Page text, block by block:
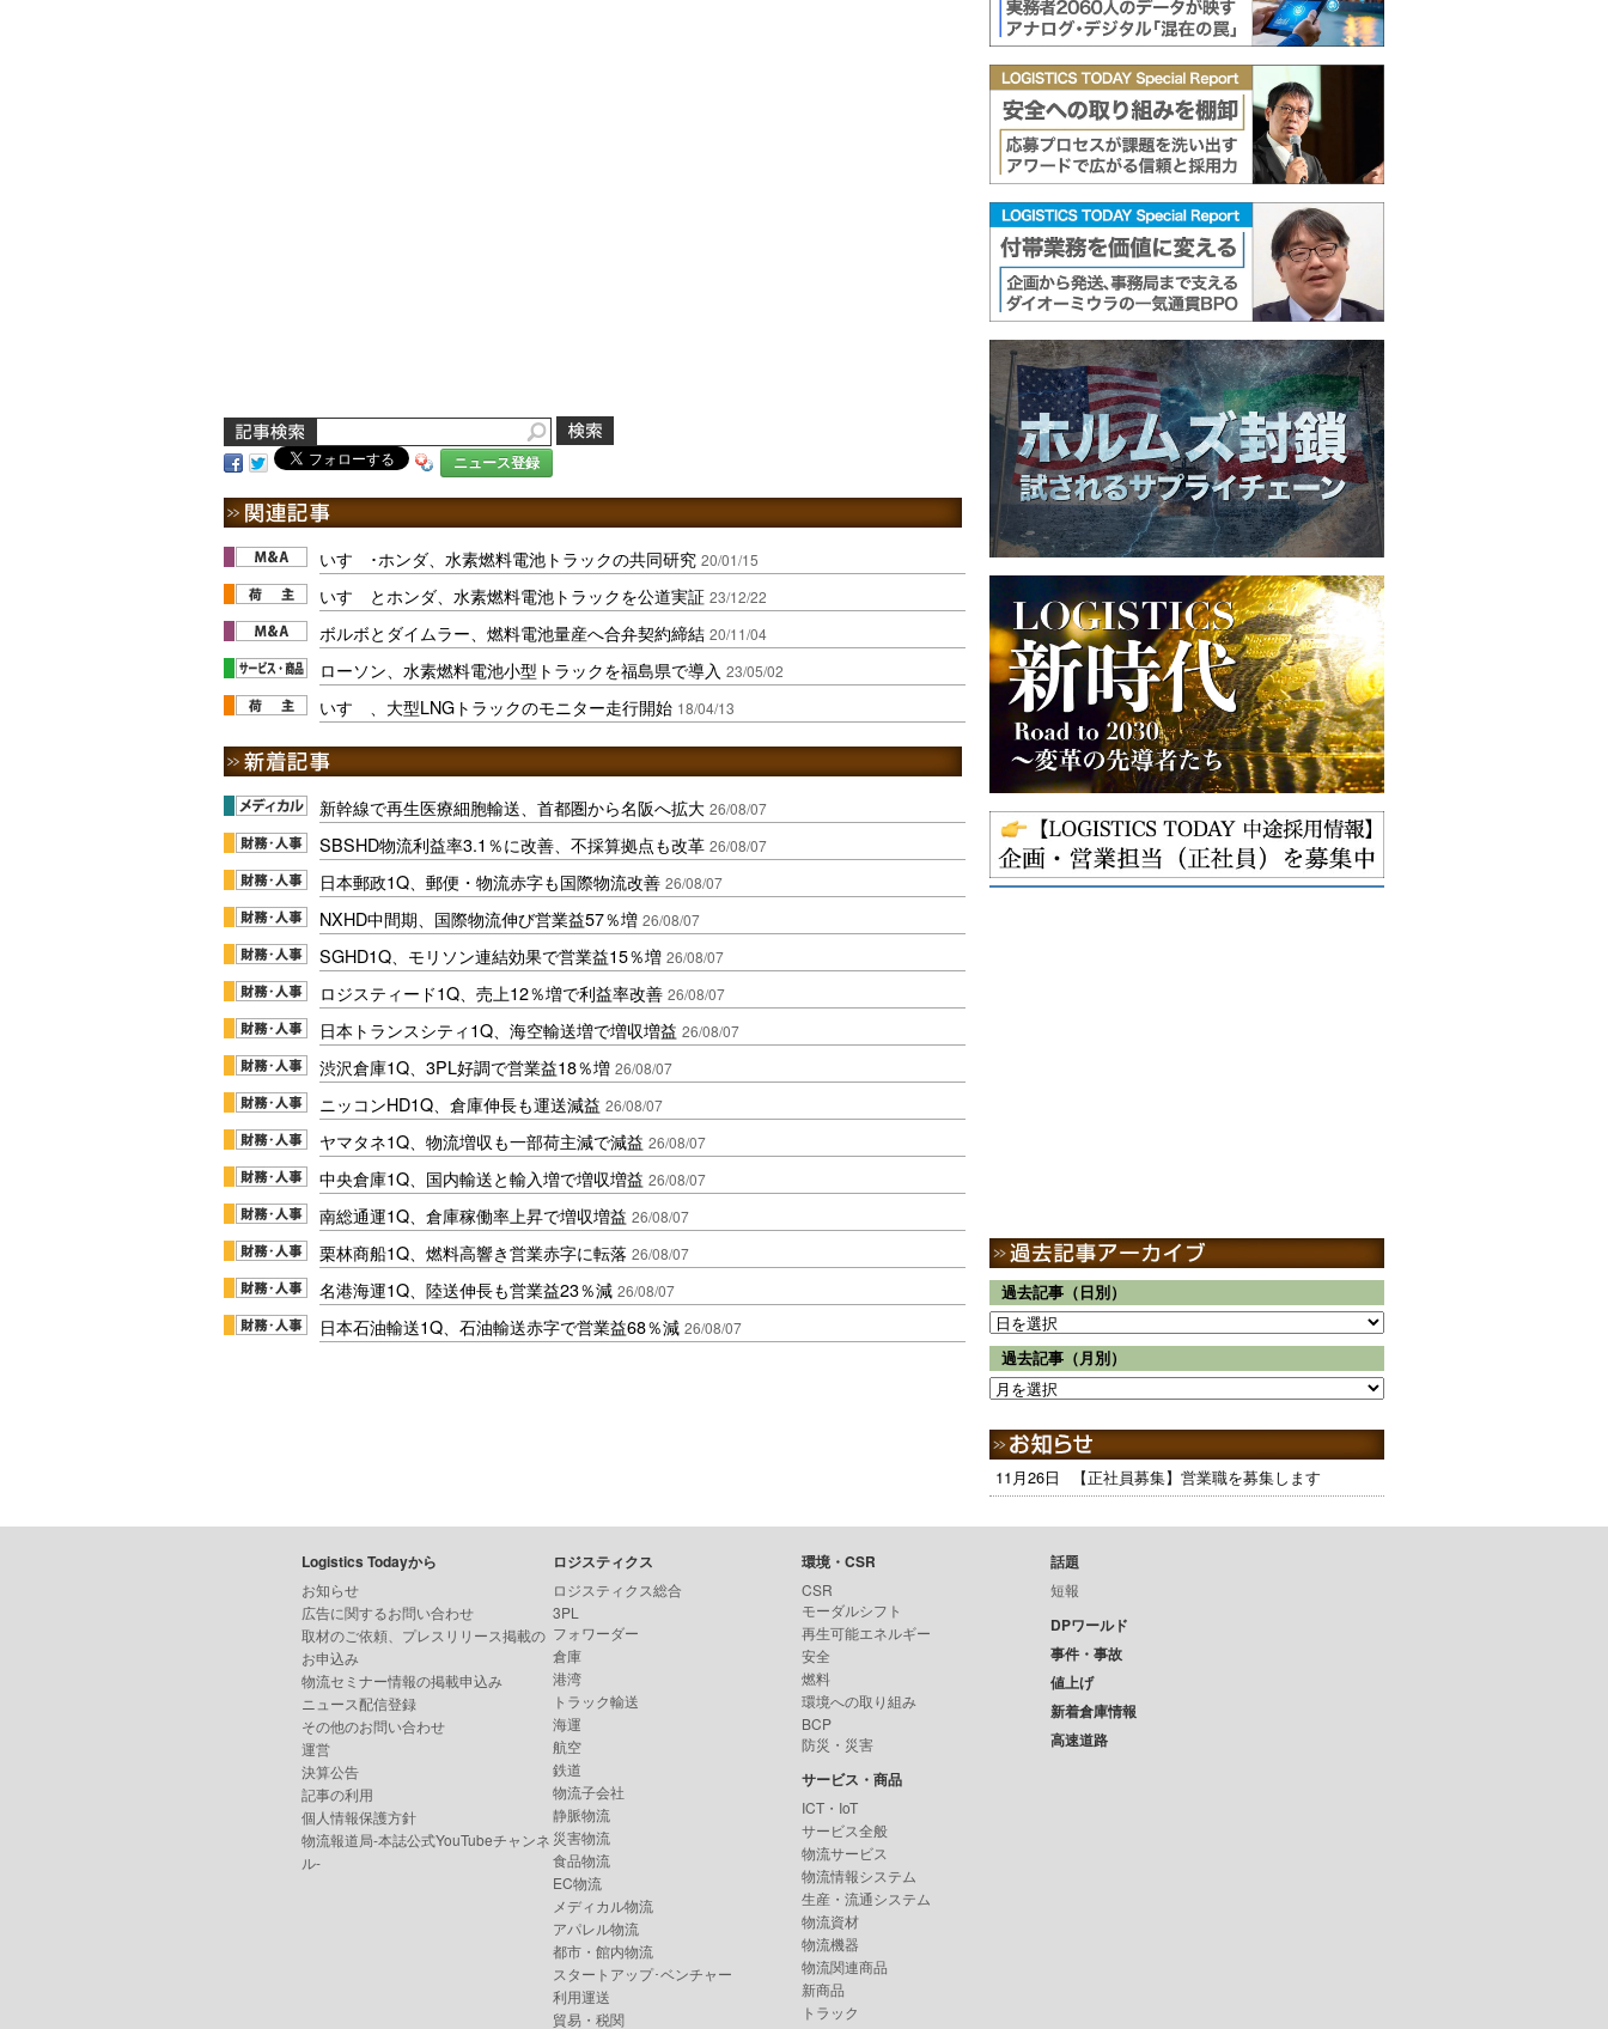
ニュース登録
いすゞ･ホンダ、水素燃料電池トラックの共同研究 20/01/15
いすゞとホンダ、水素燃料電池トラックを公道実証 23/12/22
ボルボとダイムラー、燃料電池量産へ合弁契約締結 20/11/04
ローソン、水素燃料電池小型トラックを福島県で導入 23/05/02
いすゞ、大型LNGトラックのモニター走行開始 18/04/13
新幹線で再生医療細胞輸送、首都圏から名阪へ拡大 26/08/07
SBSHD物流利益率3.1％に改善、不採算拠点も改革 26/08/07
日本郵政1Q、郵便・物流赤字も国際物流改善 26/08/07
NXHD中間期、国際物流伸び営業益57％増 26/08/07
SGHD1Q、モリソン連結効果で営業益15％増 26/08/07
ロジスティード1Q、売上12％増で利益率改善 26/08/07
日本トランスシティ1Q、海空輸送増で増収増益 26/08/07
渋沢倉庫1Q、3PL好調で営業益18％増 26/08/07
ニッコンHD1Q、倉庫伸長も運送減益 26/08/07
ヤマタネ1Q、物流増収も一部荷主減で減益 26/08/07
中央倉庫1Q、国内輸送と輸入増で増収増益 26/08/07
南総通運1Q、倉庫稼働率上昇で増収増益 26/08/07
栗林商船1Q、燃料高響き営業赤字に転落 26/08/07
名港海運1Q、陸送伸長も営業益23％減 26/08/07
日本石油輸送1Q、石油輸送赤字で営業益68％減 26/08/07
過去記事（日別）
過去記事（月別）
11月26日 【正社員募集】営業職を募集します
Logistics Todayから
お知らせ
広告に関するお問い合わせ
取材のご依頼、プレスリリース掲載の
お申込み
物流セミナー情報の掲載申込み
ニュース配信登録
その他のお問い合わせ
運営
決算公告
記事の利用
個人情報保護方針
物流報道局-本誌公式YouTubeチャンネ
ル-
ロジスティクス
ロジスティクス総合
3PL
フォワーダー
倉庫
港湾
トラック輸送
海運
航空
鉄道
物流子会社
静脈物流
災害物流
食品物流
EC物流
メディカル物流
アパレル物流
都市・館内物流
スタートアップ･ベンチャー
利用運送
貿易・税関
環境・CSR
CSR
モーダルシフト
再生可能エネルギー
安全
燃料
環境への取り組み
BCP
防災・災害
サービス・商品
ICT・IoT
サービス全般
物流サービス
物流情報システム
生産・流通システム
物流資材
物流機器
物流関連商品
新商品
トラック
話題
短報
DPワールド
事件・事故
値上げ
新着倉庫情報
高速道路